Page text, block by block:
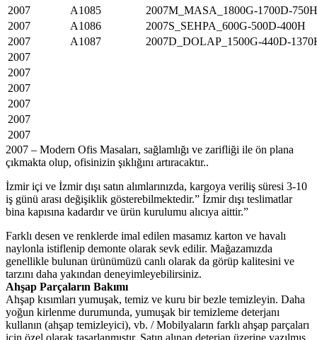
2007
A1085
2007M_MASA_1800G-1700D-750H
2007
A1086
2007S_SEHPA_600G-500D-400H
2007
A1087
2007D_DOLAP_1500G-440D-
2007
2007
2007
2007
2007
2007
2007 – Modern Ofis Masaları, sağlamlığı ve zarifliği ile ön plana
çıkmakta olup, ofisinizin şıklığını artıracaktır..
İzmir içi ve İzmir dışı satın alımlarınızda, kargoya veriliş süresi 3-10
iş günü arası değişiklik gösterebilmektedir.” İzmir dışı teslimatlar
bina kapısına kadardır ve ürün kurulumu alıcıya aittir.”
Farklı desen ve renklerde imal edilen masamız karton ve havalı
naylonla istiflenip demonte olarak sevk edilir. Mağazamızda
genellikle bulunan ürünümüzü canlı olarak da görüp kalitesini ve
tarzını daha yakından deneyimleyebilirsiniz.
Ahşap Parçaların Bakımı
Ahşap kısımları yumuşak, temiz ve kuru bir bezle temizleyin. Daha
yoğun kirlenme durumunda, yumuşak bir temizleme deterjanı
kullanın (ahşap temizleyici), vb. / Mobilyaların farklı ahşap parçaları
için özel olarak tasarlanmıştır. Satın alınan deterjan üzerine yazılmış